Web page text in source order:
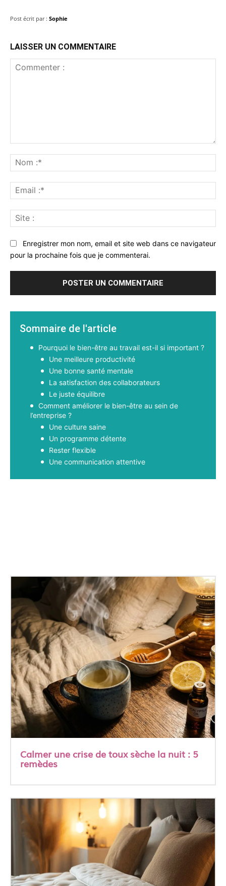
Post écrit par : Sophie
LAISSER UN COMMENTAIRE
:*
:*
:
Enregistrer mon nom, email et site web dans ce navigateur
pour la prochaine fois que je commenterai.
Sommaire de l'article
Pourquoi le bien-être au travail est-il si important ?
Une meilleure productivité
Une bonne santé mentale
La satisfaction des collaborateurs
Le juste équilibre
Comment améliorer le bien-être au sein de
l’entreprise ?
Une culture saine
Un programme détente
Rester flexible
Une communication attentive
Calmer une crise de toux sèche la nuit : 5
remèdes